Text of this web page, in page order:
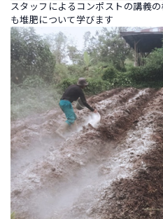
スタッフによるコンポストの講義
も堆肥について学びます